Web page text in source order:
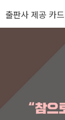
출판사 제공 카